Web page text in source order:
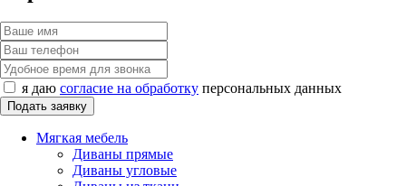
я даю согласие на обработку персональных данных
Мягкая мебель
Диваны прямые
Диваны угловые